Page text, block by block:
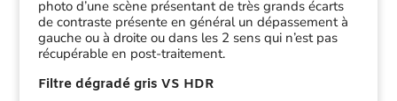
photo d’une scène présentant de très grands écarts
de contraste présente en général un dépassement à
gauche ou à droite ou dans les 2 sens qui n’est pas
récupérable en post-traitement.
Filtre dégradé gris VS HDR